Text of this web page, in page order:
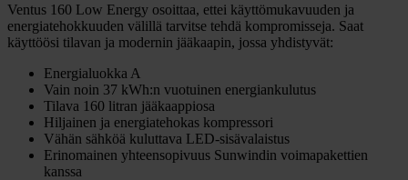
Ventus 160 Low Energy osoittaa, ettei käyttömukavuuden ja
energiatehokkuuden välillä tarvitse tehdä kompromisseja. Saat
käyttöösi tilavan ja modernin jääkaapin, jossa yhdistyvät:
Energialuokka A
Vain noin 37 kWh:n vuotuinen energiankulutus
Tilava 160 litran jääkaappiosa
Hiljainen ja energiatehokas kompressori
Vähän sähköä kuluttava LED-sisävalaistus
Erinomainen yhteensopivuus Sunwindin voimapakettien
kanssa